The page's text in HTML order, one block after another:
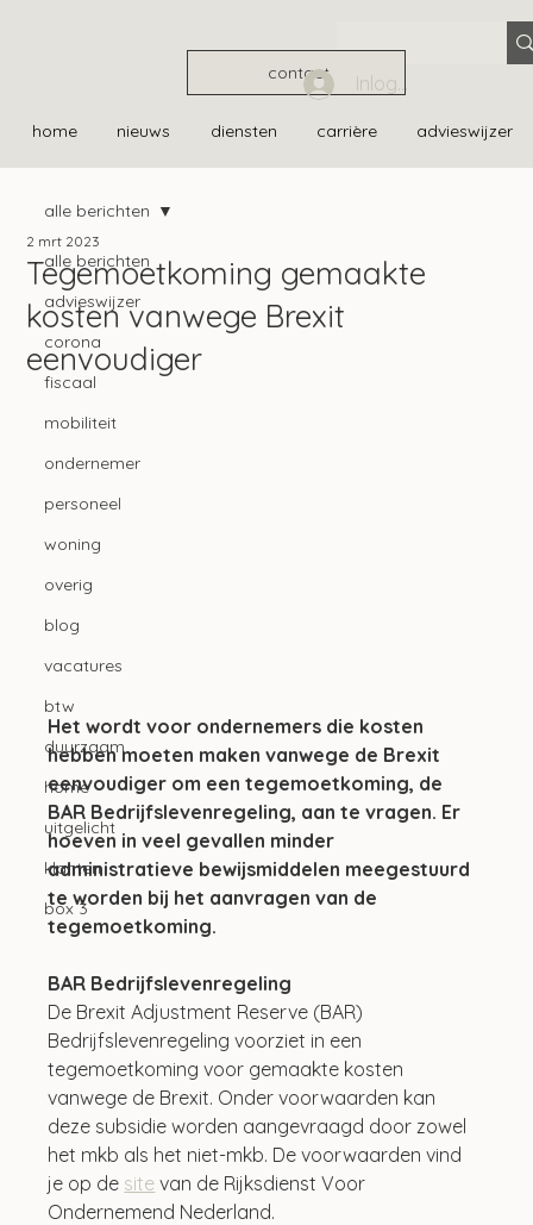
contact
home nieuws diensten carrière advieswijzer
Inloggen
alle berichten
advieswijzer
corona
fiscaal
mobiliteit
ondernemer
personeel
woning
overig
blog
vacatures
btw
duurzaam
home
uitgelicht
klanten
box 3
alle berichten
Tegemoetkoming gemaakte
kosten vanwege Brexit
eenvoudiger
2 mrt 2023
Het wordt voor ondernemers die kosten
hebben moeten maken vanwege de Brexit
eenvoudiger om een tegemoetkoming, de
BAR Bedrijfslevenregeling, aan te vragen. Er
hoeven in veel gevallen minder
administratieve bewijsmiddelen meegestuurd
te worden bij het aanvragen van de
tegemoetkoming.
BAR Bedrijfslevenregeling
De Brexit Adjustment Reserve (BAR)
Bedrijfslevenregeling voorziet in een
tegemoetkoming voor gemaakte kosten
vanwege de Brexit. Onder voorwaarden kan
deze subsidie worden aangevraagd door zowel
het mkb als het niet-mkb. De voorwaarden vind
je op de site van de Rijksdienst Voor
Ondernemend Nederland.